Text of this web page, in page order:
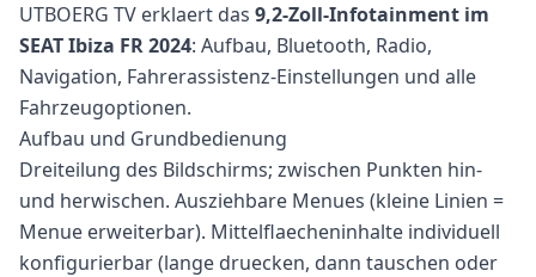
UTBOERG TV erklaert das 9,2-Zoll-Infotainment im
SEAT Ibiza FR 2024: Aufbau, Bluetooth, Radio,
Navigation, Fahrerassistenz-Einstellungen und alle
Fahrzeugoptionen.
Aufbau und Grundbedienung
Dreiteilung des Bildschirms; zwischen Punkten hin-
und herwischen. Ausziehbare Menues (kleine Linien =
Menue erweiterbar). Mittelflaecheninhalte individuell
konfigurierbar (lange druecken, dann tauschen oder